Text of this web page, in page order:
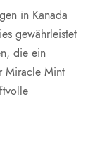
in Kanada
gewährleistet
die ein
Miracle Mint